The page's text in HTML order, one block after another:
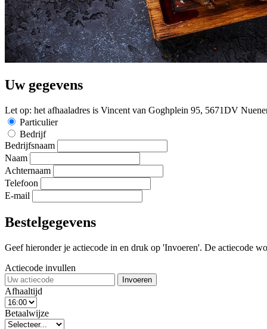
Uw gegevens
Let op: het afhaaladres is Vincent van Goghplein 95, 5671DV
Particulier
Bedrijf
Bedrijfsnaam
Naam
Achternaam
Telefoon
E-mail
Bestelgegevens
Geef hieronder je actiecode in en druk op 'Invoeren'. De actiecode
Actiecode invullen
Invoeren
Afhaaltijd
Betaalwijze